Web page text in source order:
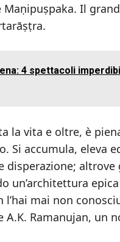
Maṇipuṣpaka. Il
4 spettacoli
la vita e oltre, è
Si accumula, eleva
disperazione;
un’architettura
mai non
A.K. Ramanujan, un